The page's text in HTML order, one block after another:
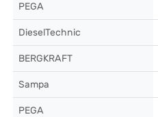
PEGA
DieselTechnic
BERGKRAFT
Sampa
PEGA